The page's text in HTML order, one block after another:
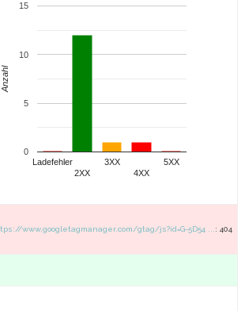
Ladefehler
2XX
3XX
4XX
5XX
0
5
10
15
Anzahl
www.googletagmanager.com/gtag/js?id=G-5D54 ... : 404